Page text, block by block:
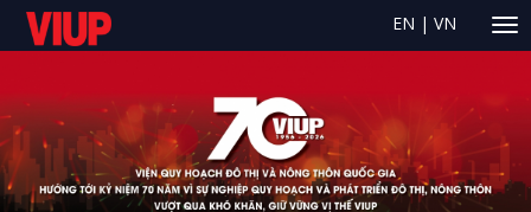
EN | VN